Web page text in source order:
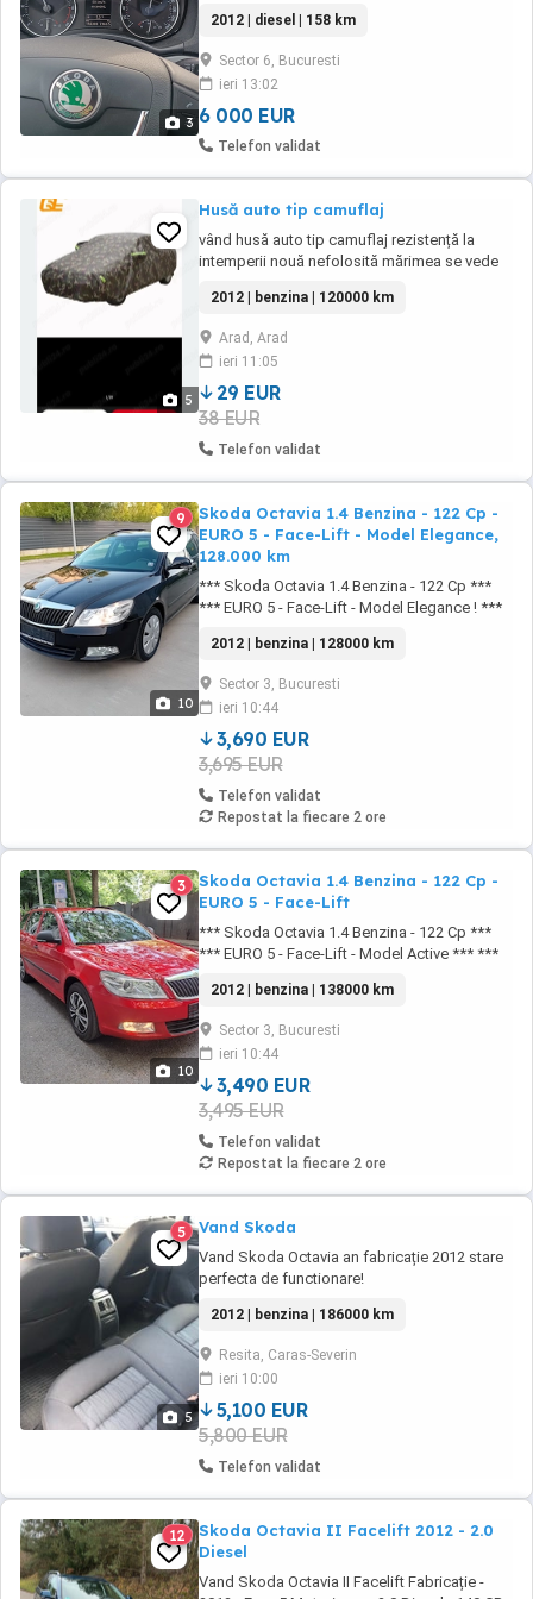
3
Stergatoare automate cu activare stergator
luneta la mersul inapoi Oglinzi electrice și
încălzite cu semnalizare incorporata Volan
din piele cu comenzi, reglabil pe înălțime ...
2012 | diesel | 158 km
Sector 6, Bucuresti
ieri 13:02
6 000 EUR
Telefon validat
5
Husă auto tip camuflaj
vând husă auto tip camuflaj rezistență la
intemperii nouă nefolosită mărimea se vede
2012 | benzina | 120000 km
Arad, Arad
ieri 11:05
29 EUR
38 EUR
Telefon validat
10
9
Skoda Octavia 1.4 Benzina - 122 Cp -
EURO 5 - Face-Lift - Model Elegance,
128.000 km
*** Skoda Octavia 1.4 Benzina - 122 Cp ***
*** EURO 5 - Face-Lift - Model Elegance ! ***
si Optic *** - Import Germania - Un singur
Propietar - Istoric service + Facturi + Caiet
Service - Fara Accident Rutier...Accept test
autorizat - Accept test autorizat...128.000 ...
2012 | benzina | 128000 km
Sector 3, Bucuresti
ieri 10:44
3,690 EUR
3,695 EUR
Telefon validat
Repostat la fiecare 2 ore
10
3
Skoda Octavia 1.4 Benzina - 122 Cp -
EURO 5 - Face-Lift
*** Skoda Octavia 1.4 Benzina - 122 Cp ***
*** EURO 5 - Face-Lift - Model Active *** ***
Germania - Un singur Propietar - Istoric
service + Facturi + Caiet Service - Fara
Accident Rutier...Accept test autorizat -
Accept test autorizat...139.000 km. - Anvelope
...
2012 | benzina | 138000 km
Sector 3, Bucuresti
ieri 10:44
3,490 EUR
3,495 EUR
Telefon validat
Repostat la fiecare 2 ore
5
5 Vand Skoda
Vand Skoda Octavia an fabricație 2012 stare
perfecta de functionare!
2012 | benzina | 186000 km
Resita, Caras-Severin
ieri 10:00
5,100 EUR
5,800 EUR
Telefon validat
12
Skoda Octavia II Facelift 2012 - 2.0
Diesel
Vand Skoda Octavia II Facelift Fabricație -